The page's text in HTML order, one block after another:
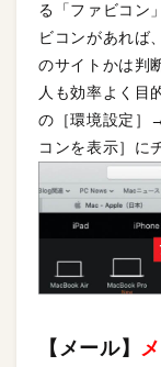
る「ファビコン
ビコンがあれば
のサイトかは判
人も効率よく目
の［環境設定］
コンを表示］に
【メール】